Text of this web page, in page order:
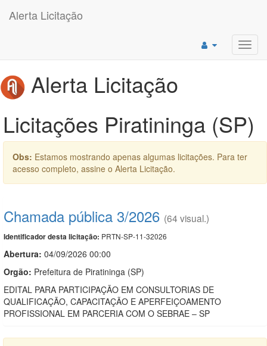
Alerta Licitação
Alerta Licitação
Licitações Piratininga (SP)
Obs: Estamos mostrando apenas algumas licitações. Para ter
acesso completo, assine o Alerta Licitação.
Chamada pública 3/2026 (64 visual.)
Identificador desta licitação: PRTN-SP-11-32026
Abertura: 04/09/2026 00:00
Orgão: Prefeitura de Piratininga (SP)
EDITAL PARA PARTICIPAÇÃO EM CONSULTORIAS DE
QUALIFICAÇÃO, CAPACITAÇÃO E APERFEIÇOAMENTO
PROFISSIONAL EM PARCERIA COM O SEBRAE – SP